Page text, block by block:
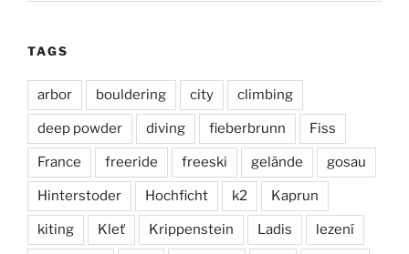
TAGS
arbor bouldering city climbing
deep powder diving fieberbrunn Fiss
France freeride freeski gelände gosau
Hinterstoder Hochficht k2 Kaprun
kiting Kleť Krippenstein Ladis lezení